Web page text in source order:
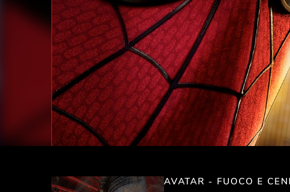
AVATAR - FUOCO E